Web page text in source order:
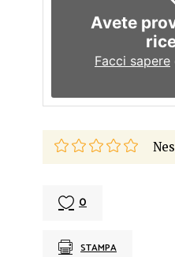
Avete
Facci sapere
0
STAMPA